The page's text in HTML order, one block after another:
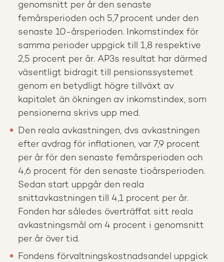
genomsnitt per år den senaste
femårsperioden och 5,7 procent under den
senaste 10-­årsperioden. Inkomstindex för
samma perioder uppgick till 1,8 respektive
2,5 procent per år. AP3s resultat har därmed
väsentligt bidragit till pensionssystemet
genom en betydligt högre tillväxt av
kapitalet än ökningen av inkomstindex, som
pensionerna skrivs upp med.
Den reala avkastningen, dvs avkastningen
efter avdrag för inflationen, var 7,9 procent
per år för den senaste femårsperioden och
4,6 procent för den senaste tioårsperioden.
Sedan start uppgår den reala
snittavkastningen till 4,1 procent per år.
Fonden har således överträffat sitt reala
avkastningsmål om 4 procent i genomsnitt
per år över tid.
Fondens förvaltningskostnadsandel uppgick